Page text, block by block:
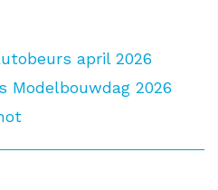
april 2026
Modelbouwdag 2026